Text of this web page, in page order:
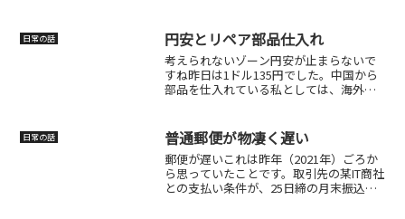
日常の話 円安とリペア部品仕入れ
考えられないゾーン円安が止まらないで
すね昨日は1ドル135円でした。中国から
部品を仕入れている私としては、海外送
始めたのは1ドル100円くらいの時期だっ
たので、大き...
日常の話 普通郵便が物凄く遅い
郵便が遅いこれは昨年（2021年）ごろか
ら思っていたことです。取引先の某IT商社
との支払い条件が、25日締の月末振込と